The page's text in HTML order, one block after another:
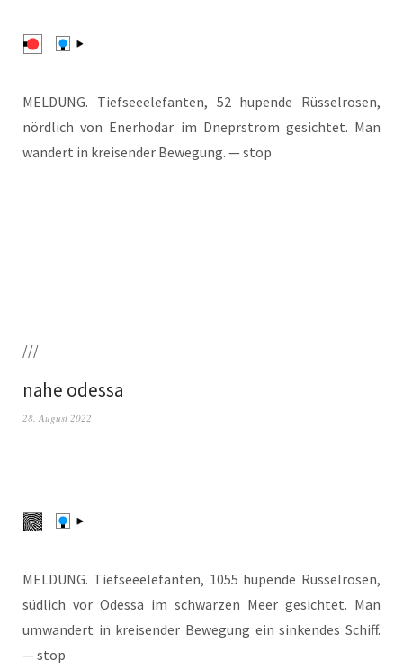
MELDUNG. Tief­see­ele­fan­ten, 52 hupen­de Rüs­sel­ro­sen,
nörd­lich von Ener­ho­dar im Dne­prstrom gesich­tet. Man
wan­dert in krei­sen­der Bewe­gung. — stop
///
nahe odessa
28. August 2022
MELDUNG. Tief­see­ele­fan­ten, 1055 hupen­de Rüs­sel­ro­sen,
süd­lich vor Odes­sa im schwar­zen Meer gesich­tet. Man
umwan­dert in krei­sen­der Bewe­gung ein sin­ken­des Schiff.
— stop